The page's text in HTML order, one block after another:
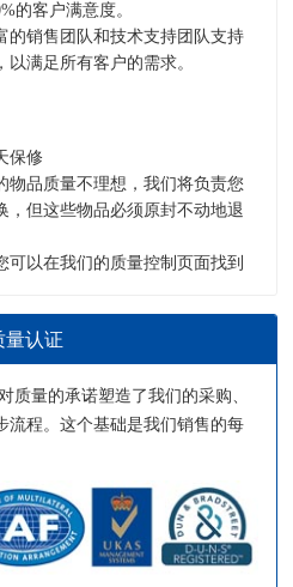
的客户满意度。
的销售团队和技术支持团队支持
以满足所有客户的需求。
保修
物品质量不理想，我们将负责您
，但这些物品必须原封不动地退
可以在我们的质量控制页面找到
量认证
质量的承诺塑造了我们的采购、
流程。这个基础是我们销售的每